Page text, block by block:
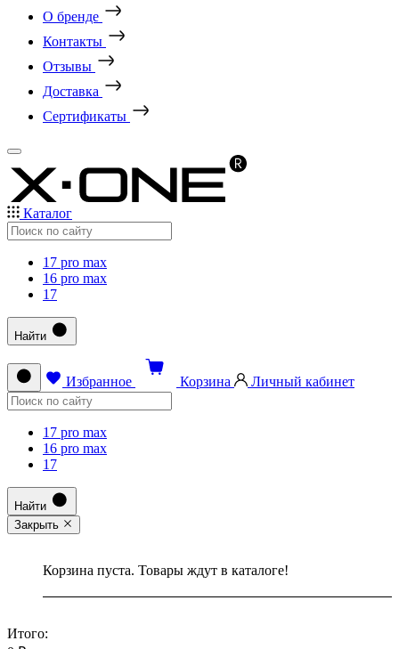
О бренде
Контакты
Отзывы
Доставка
Сертификаты
Каталог
17 pro max
16 pro max
17
Найти
Избранное Корзина Личный кабинет
17 pro max
16 pro max
17
Найти
Закрыть
Корзина пуста. Товары ждут в каталоге!
Итого: